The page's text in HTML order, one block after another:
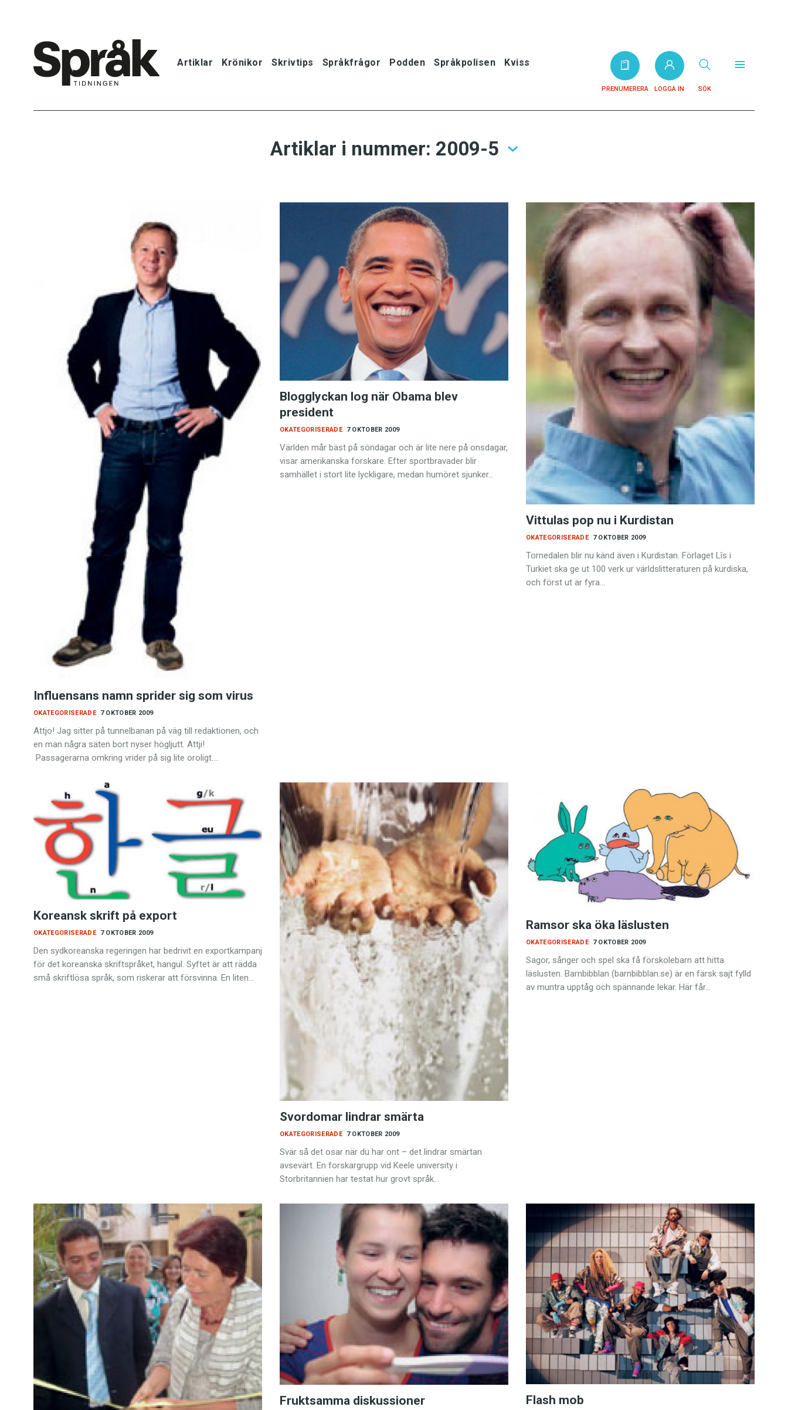
Artiklar Krönikor Skrivtips Språkfrågor Podden Språkpolisen Kviss
PRENUMERERA LOGGA IN SÖK
Bokrecensioner
Kviss
Podden
Anmäl till språkpolisen
Föreslå nyord
Annonsera
Prenumerera
Läs Språktidningen digitalt
Press
Artiklar i nummer: 2009-5
Influensans namn sprider sig som virus
7 OKTOBER 2009
OKATEGORISERADE
Attjo! Jag sitter på tunnelbanan på väg till redaktionen, och
en man några säten bort nyser högljutt. Attji!
Passagerarna omkring vrider på sig lite oroligt.…
Blogglyckan log när Obama blev
president
7 OKTOBER 2009
OKATEGORISERADE
Världen mår bäst på söndagar och är lite nere på onsdagar,
visar amerikanska forskare. Efter sportbravader blir
samhället i stort lite lyckligare, medan humöret sjunker…
Vittulas pop nu i Kurdistan
7 OKTOBER 2009
OKATEGORISERADE
Tornedalen blir nu känd även i Kurdistan. Förlaget Lîs i
Turkiet ska ge ut 100 verk ur världslitteraturen på kurdiska,
och först ut är fyra…
Koreansk skrift på export
7 OKTOBER 2009
OKATEGORISERADE
Den sydkoreanska regeringen har bedrivit en exportkampanj
för det koreanska skriftspråket, hangul. Syftet är att rädda
små skriftlösa språk, som riskerar att försvinna. En liten…
Svordomar lindrar smärta
7 OKTOBER 2009
OKATEGORISERADE
Svär så det osar när du har ont – det lindrar smärtan
avsevärt. En forskargrupp vid Keele university i
Storbritannien har testat hur grovt språk…
Ramsor ska öka läslusten
7 OKTOBER 2009
OKATEGORISERADE
Sagor, sånger och spel ska få förskolebarn att hitta
läslusten. Barnbibblan (barnbibblan.se) är en färsk sajt fylld
av muntra upptåg och spännande lekar. Här får…
Fruktsamma diskussioner Flash mob